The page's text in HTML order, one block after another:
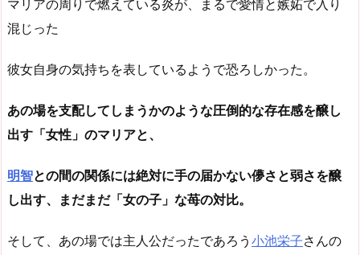
マリアの周りで燃えている炎が、まるで愛情と嫉妬で入り
混じった
彼女自身の気持ちを表しているようで恐ろしかった。
あの場を支配してしまうかのような圧倒的な存在感を醸し
出す「女性」のマリアと、
明智との間の関係には絶対に手の届かない儚さと弱さを醸
し出す、まだまだ「女の子」な苺の対比。
そして、あの場では主人公だったであろう 小池栄子さんの